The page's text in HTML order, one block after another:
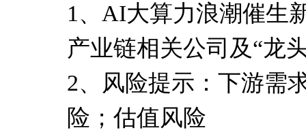
1、AI大算力浪潮催生
产业链相关公司及“龙
2、风险提示：下游需
险；估值风险